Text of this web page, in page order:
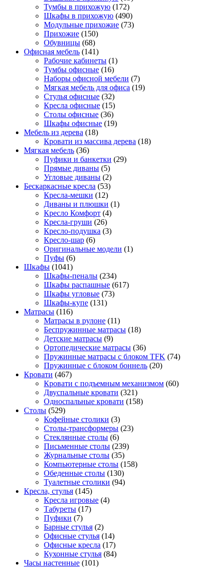
Тумбы в прихожую (172)
Шкафы в прихожую (490)
Модульные прихожие (73)
Прихожие (150)
Обувницы (68)
Офисная мебель (141)
Рабочие кабинеты (1)
Тумбы офисные (16)
Наборы офисной мебели (7)
Мягкая мебель для офиса (19)
Стулья офисные (32)
Кресла офисные (15)
Столы офисные (36)
Шкафы офисные (19)
Мебель из дерева (18)
Кровати из массива дерева (18)
Мягкая мебель (36)
Пуфики и банкетки (29)
Прямые диваны (5)
Угловые диваны (2)
Бескаркасные кресла (53)
Кресла-мешки (12)
Диваны и плюшки (1)
Кресло Комфорт (4)
Кресла-груши (26)
Кресло-подушка (3)
Кресло-шар (6)
Оригинальные модели (1)
Пуфы (6)
Шкафы (1041)
Шкафы-пеналы (234)
Шкафы распашные (617)
Шкафы угловые (73)
Шкафы-купе (131)
Матрасы (116)
Матрасы в рулоне (11)
Беспружинные матрасы (18)
Детские матрасы (9)
Ортопедические матрасы (36)
Пружинные матрасы с блоком TFK (74)
Пружинные с блоком боннель (20)
Кровати (467)
Кровати с подъемным механизмом (60)
Двуспальные кровати (321)
Односпальные кровати (158)
Столы (529)
Кофейные столики (3)
Столы-трансформеры (23)
Стеклянные столы (6)
Письменные столы (239)
Журнальные столы (35)
Компьютерные столы (158)
Обеденные столы (130)
Туалетные столики (94)
Кресла, стулья (145)
Кресла игровые (4)
Табуреты (17)
Пуфики (7)
Барные стулья (2)
Офисные стулья (14)
Офисные кресла (17)
Кухонные стулья (84)
Часы настенные (101)